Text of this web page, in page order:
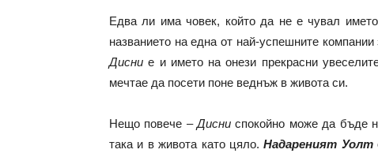
Едва ли има човек, който да не е чувал
названието на една от най-успешните
Дисни е и името на онези прекрасни
мечтае да посети поне веднъж в живота си.
Нещо повече –Дисни спокойно може да бъде
така и в живота като цяло.Надареният Уолт